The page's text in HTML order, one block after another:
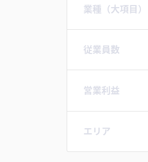
業種（大項目）
従業員数
営業利益
エリア